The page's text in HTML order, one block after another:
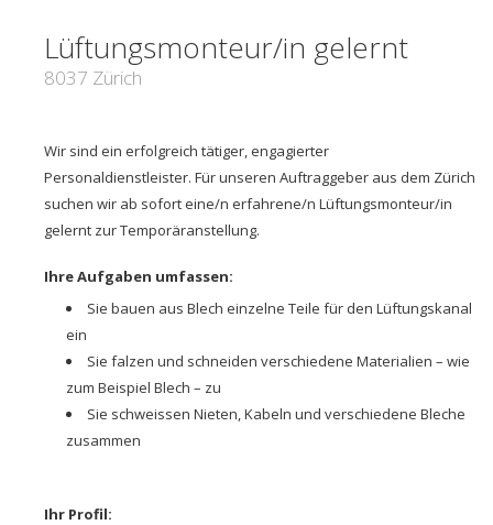
Lüftungsmonteur/in gelernt
8037 Zürich
Wir sind ein erfolgreich tätiger, engagierter
Personaldienstleister. Für unseren Auftraggeber aus dem Zürich
suchen wir ab sofort eine/n erfahrene/n Lüftungsmonteur/in
gelernt zur Temporäranstellung.
Ihre Aufgaben umfassen:
Sie bauen aus Blech einzelne Teile für den Lüftungskanal
ein
Sie falzen und schneiden verschiedene Materialien – wie
zum Beispiel Blech – zu
Sie schweissen Nieten, Kabeln und verschiedene Bleche
zusammen
Ihr Profil: